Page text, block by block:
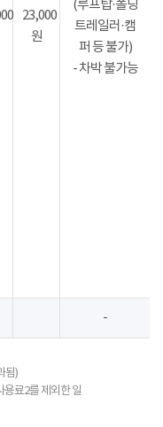
23,000
원
(루프탑·폴딩
트레일러·캠
퍼 등 불가)
- 차박 불가능
-
됨)
용료2를 제외한 일